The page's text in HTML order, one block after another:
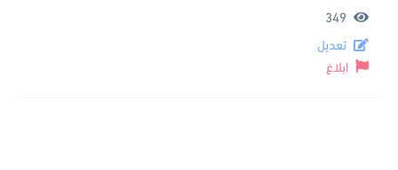
349
تعديل
ابلاغ